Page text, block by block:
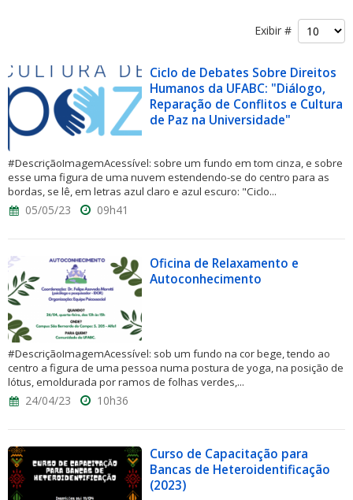
Exibir #
Ciclo de Debates Sobre Direitos
Humanos da UFABC: "Diálogo,
Reparação de Conflitos e Cultura
de Paz na Universidade"
#DescriçãoImagemAcessível: sobre um fundo em tom cinza, e sobre
esse uma figura de uma nuvem estendendo-se do centro para as
bordas, se lê, em letras azul claro e azul escuro: "Ciclo...
05/05/23 09h41
Oficina de Relaxamento e
Autoconhecimento
#DescriçãoImagemAcessível: sob um fundo na cor bege, tendo ao
centro a figura de uma pessoa numa postura de yoga, na posição de
lótus, emoldurada por ramos de folhas verdes,...
24/04/23 10h36
Curso de Capacitação para
Bancas de Heteroidentificação
(2023)